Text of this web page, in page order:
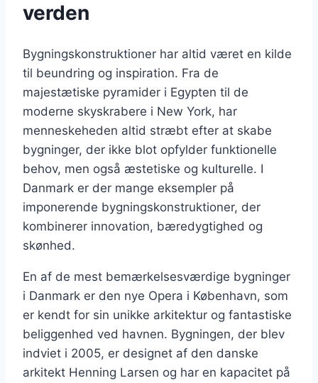
verden
Bygningskonstruktioner har altid været en kilde
til beundring og inspiration. Fra de
majestætiske pyramider i Egypten til de
moderne skyskrabere i New York, har
menneskeheden altid stræbt efter at skabe
bygninger, der ikke blot opfylder funktionelle
behov, men også æstetiske og kulturelle. I
Danmark er der mange eksempler på
imponerende bygningskonstruktioner, der
kombinerer innovation, bæredygtighed og
skønhed.
En af de mest bemærkelsesværdige bygninger
i Danmark er den nye Opera i København, som
er kendt for sin unikke arkitektur og fantastiske
beliggenhed ved havnen. Bygningen, der blev
indviet i 2005, er designet af den danske
arkitekt Henning Larsen og har en kapacitet på